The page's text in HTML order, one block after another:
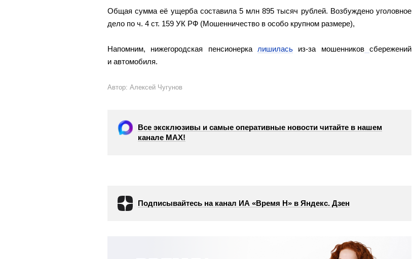
Общая сумма её ущерба составила 5 млн 895 тысяч рублей. Возбуждено уголовное
дело по ч. 4 ст. 159 УК РФ (Мошенничество в особо крупном размере),
Напомним, нижегородская пенсионерка лишилась из-за мошенников
сбережений
и автомобиля.
Автор: Алексей Чугунов
Все эксклюзивы и самые оперативные новости читайте в нашем
канале МАХ!
Подписывайтесь на канал ИА «Время Н» в Яндекс. Дзен